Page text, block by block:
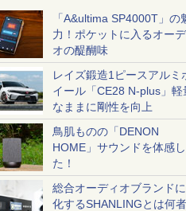
「A&ultima SP4000T」の
力！ポケットに入るオーデ
オの醍醐味
レイズ鍛造1ピースアルミ
イール「CE28 N-plus」軽
なままに剛性を向上
鳥肌ものの「DENON
HOME」サウンドを体感し
た！
総合オーディオブランド
化するSHANLINGとは何者